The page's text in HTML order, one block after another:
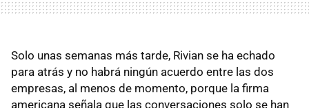
Solo unas semanas más tarde, Rivian se ha echado
para atrás y no habrá ningún acuerdo entre las dos
empresas, al menos de momento, porque la firma
americana señala que las conversaciones solo se han